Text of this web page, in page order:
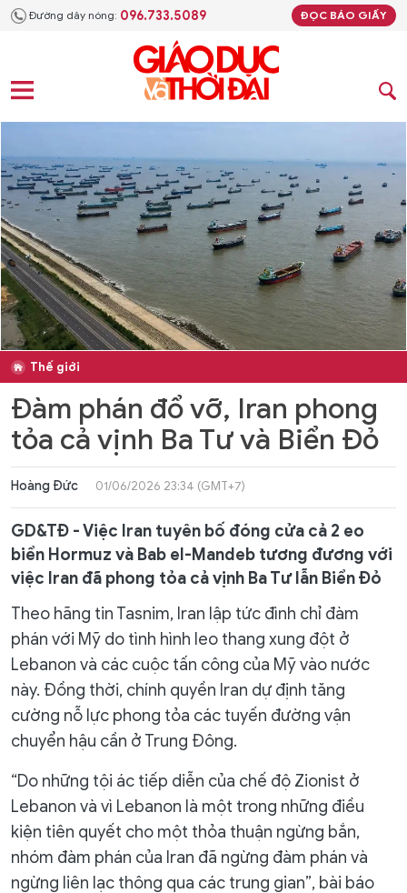
Đường dây nóng: 096.733.5089 ĐỌC BÁO GIẤY
Thế giới
Đàm phán đổ vỡ, Iran phong
tỏa cả vịnh Ba Tư và Biển Đỏ
Hoàng Đức 01/06/2026 23:34 (GMT+7)
GD&TĐ - Việc Iran tuyên bố đóng cửa cả 2 eo
biển Hormuz và Bab el-Mandeb tương đương với
việc Iran đã phong tỏa cả vịnh Ba Tư lẫn Biển Đỏ
Theo hãng tin Tasnim, Iran lập tức đình chỉ đàm
phán với Mỹ do tình hình leo thang xung đột ở
Lebanon và các cuộc tấn công của Mỹ vào nước
này. Đồng thời, chính quyền Iran dự định tăng
cường nỗ lực phong tỏa các tuyến đường vận
chuyển hậu cần ở Trung Đông.
“Do những tội ác tiếp diễn của chế độ Zionist ở
Lebanon và vì Lebanon là một trong những điều
kiện tiên quyết cho một thỏa thuận ngừng bắn,
nhóm đàm phán của Iran đã ngừng đàm phán và
ngừng liên lạc thông qua các trung gian”, bài báo